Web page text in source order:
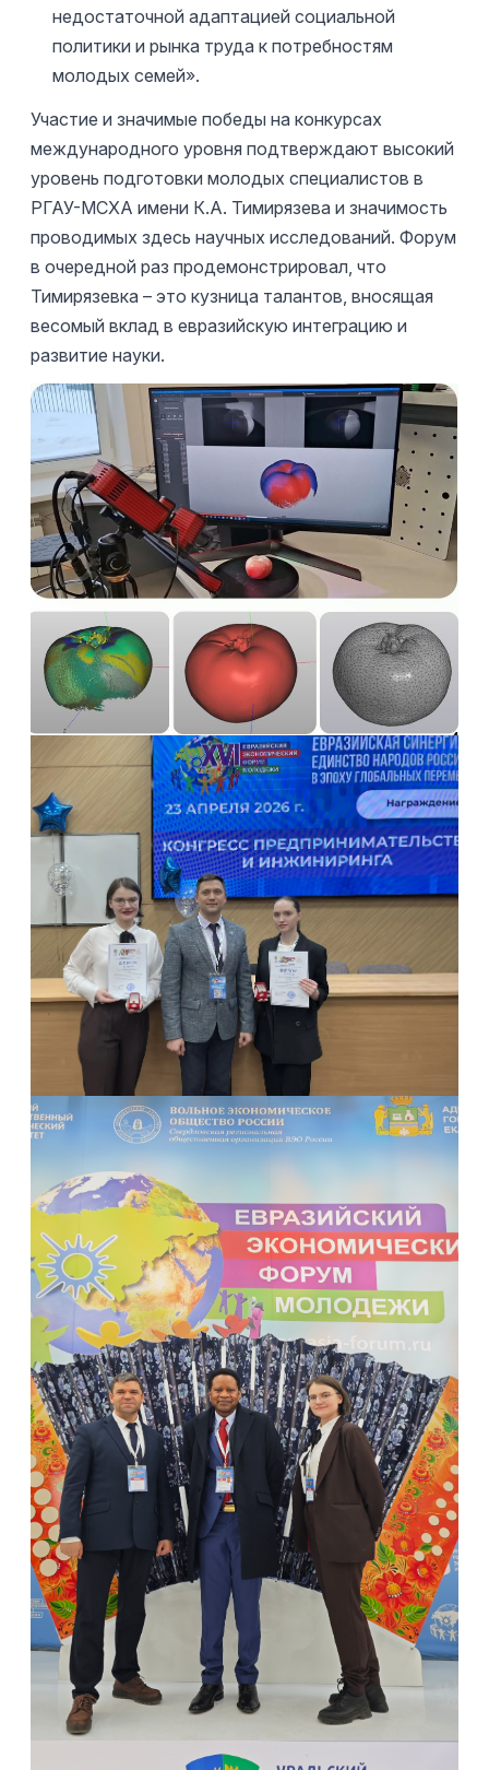
недостаточной адаптацией социальной
политики и рынка труда к потребностям
молодых семей».
Участие и значимые победы на конкурсах
международного уровня подтверждают высокий
уровень подготовки молодых специалистов в
РГАУ-МСХА имени К.А. Тимирязева и значимость
проводимых здесь научных исследований. Форум
в очередной раз продемонстрировал, что
Тимирязевка – это кузница талантов, вносящая
весомый вклад в евразийскую интеграцию и
развитие науки.